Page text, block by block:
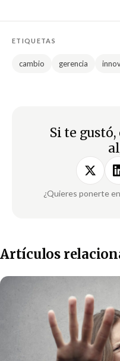
ETIQUETAS
cambio gerencia
Si te
¿Quieres ponerte
Artículos